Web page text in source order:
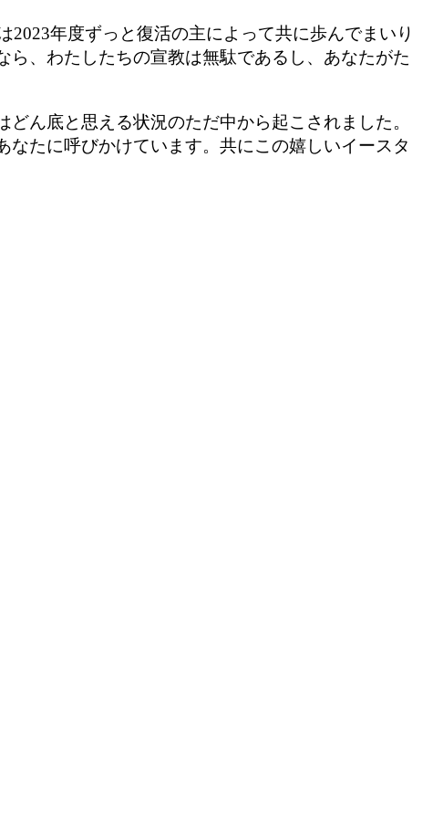
年度ずっと復活の主によって共に歩んでまいり
、わたしたちの宣教は無駄であるし、あなたがた
ん底と思える状況のただ中から起こされました。
たに呼びかけています。共にこの嬉しいイースタ